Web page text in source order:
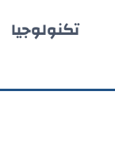
تكنولوجيا